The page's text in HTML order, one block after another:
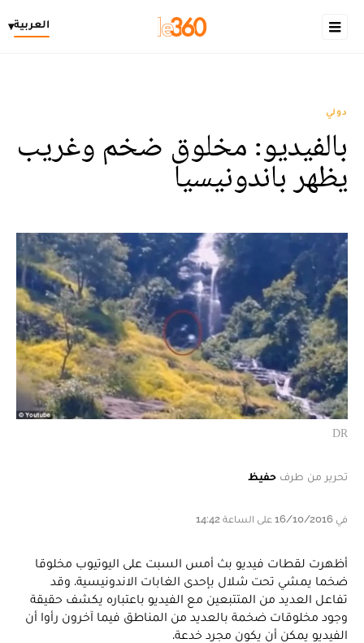
العربية▾
دولي
بالفيديو: مخلوق ضخم وغريب
يظهر باندونيسيا
DR
تحرير من طرف حفيظ
في 16/10/2016 على الساعة 14:42
أظهرت لقطات فيديو بث أمس السبت على اليوتيوب مخلوقا
ضخما يمشي تحت شلال بإحدى الغابات الاندونيسية. وقد
تفاعل العديد من المتتبعين مع الفيديو باعتباره يكشف حقيقة
وجود مخلوقات ضخمة بالعديد من المناطق فيما آخرون رأوا أن
الفيديو يمكن أن يكون مجرد خدعة.